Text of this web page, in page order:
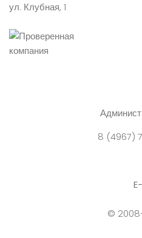
ул. Клубная, 1
8 (4967)
©